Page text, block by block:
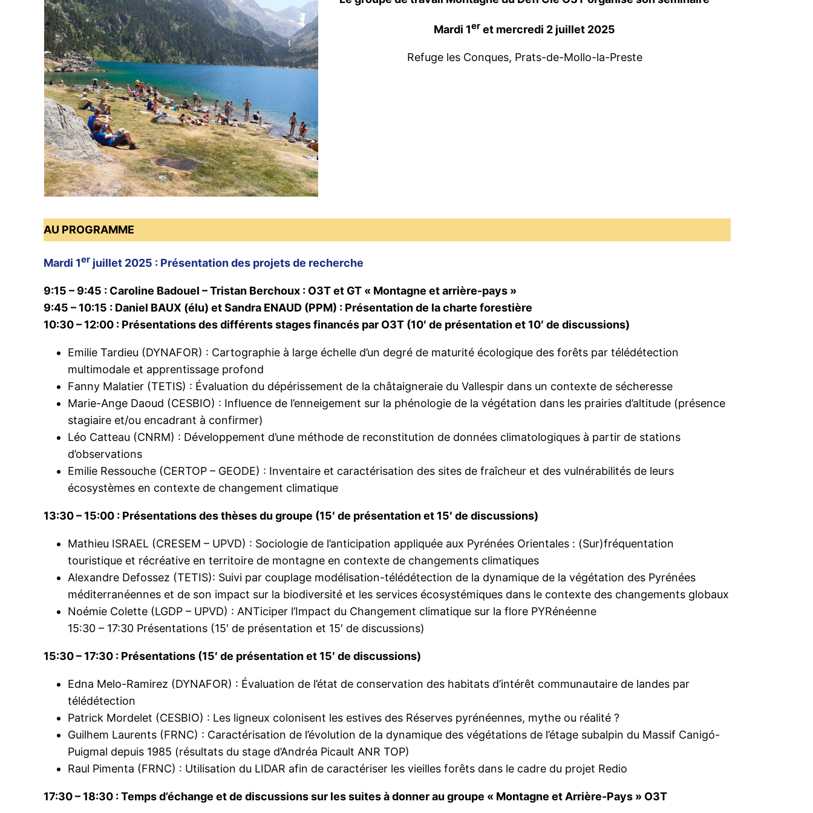
Mardi 1er et mercredi 2 juillet 2025
Refuge les Conques, Prats-de-Mollo-la-Preste
AU PROGRAMME
Mardi 1er juillet 2025 : Présentation des projets de recherche
9:15 – 9:45 : Caroline Badouel – Tristan Berchoux : O3T et GT « Montagne et arrière-pays »
9:45 – 10:15 : Daniel BAUX (élu) et Sandra ENAUD (PPM) : Présentation de la charte forestière
10:30 – 12:00 : Présentations des différents stages financés par O3T (10′ de présentation et 10′ de discussions)
Emilie Tardieu (DYNAFOR) : Cartographie à large échelle d’un degré de maturité écologique des forêts par télédétection
multimodale et apprentissage profond
Fanny Malatier (TETIS) : Évaluation du dépérissement de la châtaigneraie du Vallespir dans un contexte de sécheresse
Marie-Ange Daoud (CESBIO) : Influence de l’enneigement sur la phénologie de la végétation dans les prairies d’altitude (présence
stagiaire et/ou encadrant à confirmer)
Léo Catteau (CNRM) : Développement d’une méthode de reconstitution de données climatologiques à partir de stations
d’observations
Emilie Ressouche (CERTOP – GEODE) : Inventaire et caractérisation des sites de fraîcheur et des vulnérabilités de leurs
écosystèmes en contexte de changement climatique
13:30 – 15:00 : Présentations des thèses du groupe (15′ de présentation et 15′ de discussions)
Mathieu ISRAEL (CRESEM – UPVD) : Sociologie de l’anticipation appliquée aux Pyrénées Orientales : (Sur)fréquentation
touristique et récréative en territoire de montagne en contexte de changements climatiques
Alexandre Defossez (TETIS): Suivi par couplage modélisation-télédétection de la dynamique de la végétation des Pyrénées
méditerranéennes et de son impact sur la biodiversité et les services écosystémiques dans le contexte des changements globaux
Noémie Colette (LGDP – UPVD) : ANTiciper l’Impact du Changement climatique sur la flore PYRénéenne
15:30 – 17:30 Présentations (15′ de présentation et 15′ de discussions)
15:30 – 17:30 : Présentations (15′ de présentation et 15′ de discussions)
Edna Melo-Ramirez (DYNAFOR) : Évaluation de l’état de conservation des habitats d’intérêt communautaire de landes par
télédétection
Patrick Mordelet (CESBIO) : Les ligneux colonisent les estives des Réserves pyrénéennes, mythe ou réalité ?
Guilhem Laurents (FRNC) : Caractérisation de l’évolution de la dynamique des végétations de l’étage subalpin du Massif Canigó-
Puigmal depuis 1985 (résultats du stage d’Andréa Picault ANR TOP)
Raul Pimenta (FRNC) : Utilisation du LIDAR afin de caractériser les vieilles forêts dans le cadre du projet Redio
17:30 – 18:30 : Temps d’échange et de discussions sur les suites à donner au groupe « Montagne et Arrière-Pays » O3T